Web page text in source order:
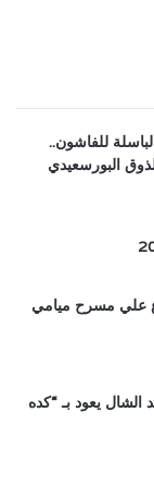
للفاشون..
البورسعيدي
علي مسرح ميامي
يعود بـ “كده